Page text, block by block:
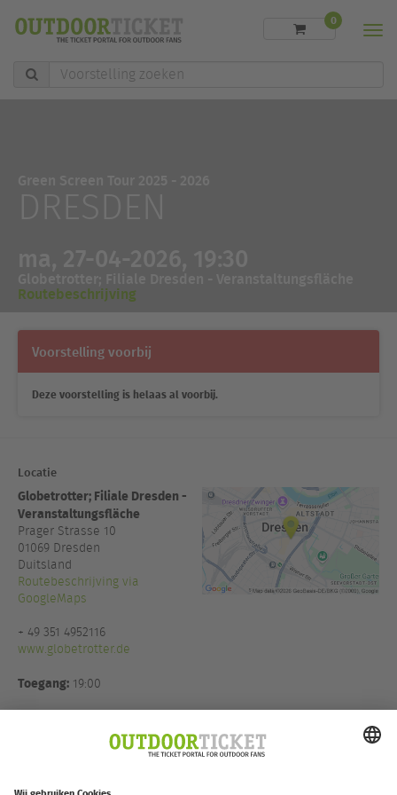
Voorstelling
zoeken
0
Routebeschrijving
Voorstelling voorbij
Deze voorstelling is helaas al voorbij.
Locatie
Globetrotter; Filiale Dresden -
Veranstaltungsfläche
Prager Strasse 10
01069 Dresden
Duitsland
Routebeschrijving via
GoogleMaps
+ 49 351 4952116
www.globetrotter.de
Toegang: 19:00
Eventmanagement in Koop mit
Moving Adventures Medien